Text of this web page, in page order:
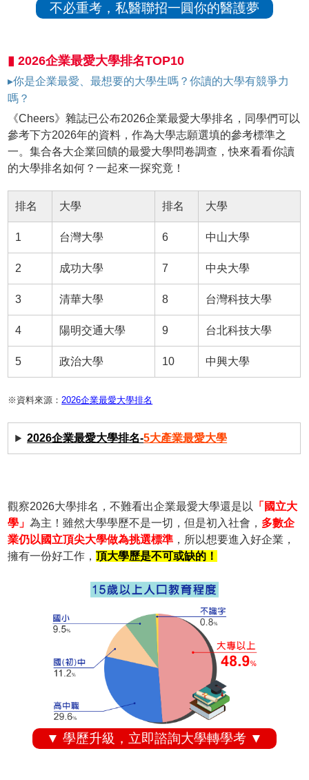
不必重考，私醫聯招一圓你的醫護夢
▮ 2026企業最愛大學排名TOP10
▸你是企業最愛、最想要的大學生嗎？你讀的大學有競爭力
嗎？
《Cheers》雜誌已公布2026企業最愛大學排名，同學們可以
參考下方2026年的資料，作為大學志願選填的參考標準之
一。集合各大企業回饋的最愛大學問卷調查，快來看看你讀
的大學排名如何？一起來一探究竟！
排名 大學 排名 大學
1 台灣大學 6 中山大學
2 成功大學 7 中央大學
3 清華大學 8 台灣科技大學
4 陽明交通大學 9 台北科技大學
5 政治大學 10 中興大學
※資料來源：2026企業最愛大學排名
2026企業最愛大學排名-5大產業最愛大學
觀察2026大學排名，不難看出企業最愛大學還是以
「國立大
學」為主！雖然大學學歷不是一切，但是初入社會， 多數企
業仍以國立頂尖大學做為挑選標準 ，所以想要進入好企業，
擁有一份好工作，頂大學歷是不可或缺的！
▼ 學歷升級，立即諮詢大學轉學考 ▼